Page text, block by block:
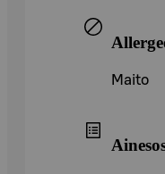
Maito